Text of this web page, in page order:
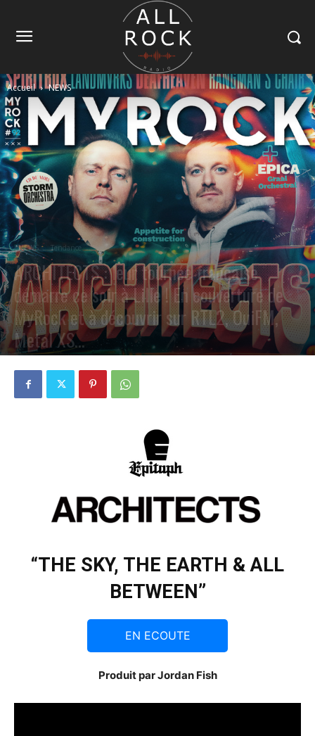
Accueil NEWS
NEWS Tendance
ARCHITECTS : leur tournée française
démarre ce soir à Lille ! En couverture de
MyRock et à découvrir sur RTL2, OuiFM,
Metal XS…
“THE SKY, THE EARTH & ALL
BETWEEN”
EN ECOUTE
Produit par Jordan Fish